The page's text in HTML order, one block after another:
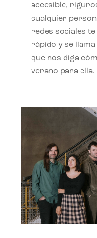
accesible,
cualquier
redes sociales
rápido y se llama
que nos diga
verano para ella.